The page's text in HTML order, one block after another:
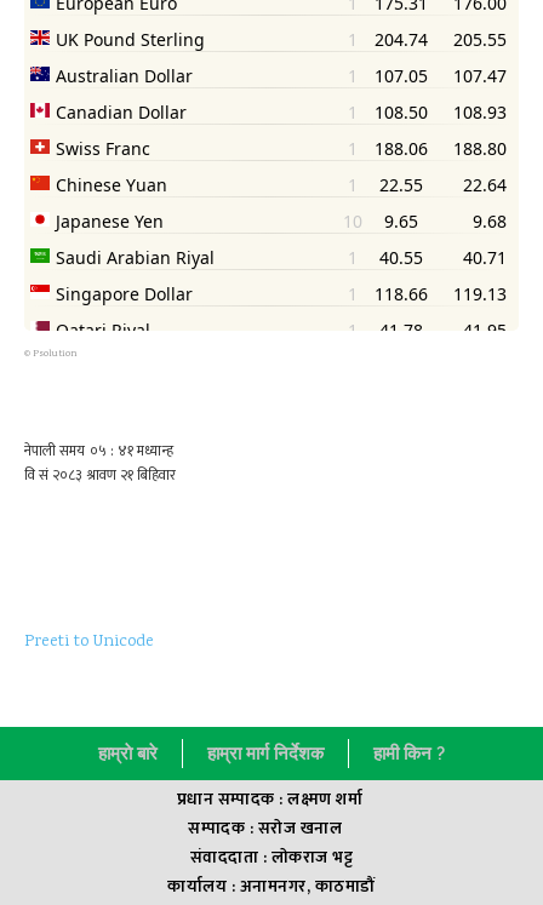
© Psolution
Preeti to Unicode
हाम्राे बारे हाम्रा मार्ग निर्देशक हामी किन ?
प्रधान सम्पादक : लक्ष्मण शर्मा
सम्पादक : सराेज खनाल
संवाददाता : लाेकराज भट्ट
कार्यालय : अनामनगर, काठमाडौं